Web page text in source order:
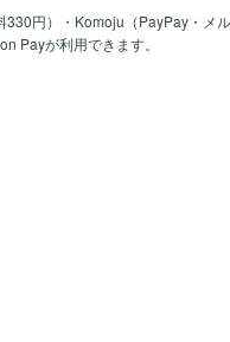
円）・Komoju（PayPay・メ
Payが利用できます。